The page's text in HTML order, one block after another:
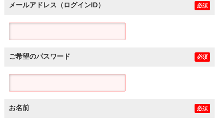
メールアドレス（ログインID） 必須
ご希望のパスワード 必須
お名前 必須